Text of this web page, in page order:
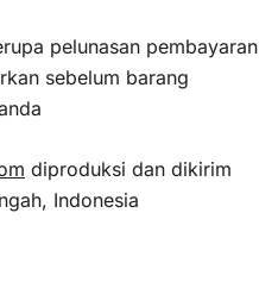
pelunasan pembayaran
sebelum barang
diproduksi dan dikirim
Indonesia